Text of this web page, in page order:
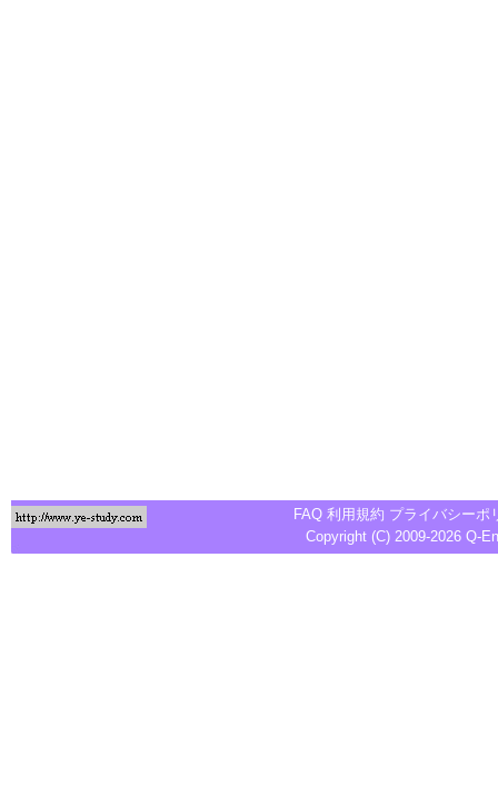
FAQ 利用規約 プライバシーポ
Copyright (C) 2009-2026 Q-